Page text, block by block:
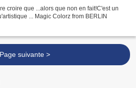
croire que ...alors que non en fait!C'est un
... Magic Colorz from BERLIN
Page suivante >